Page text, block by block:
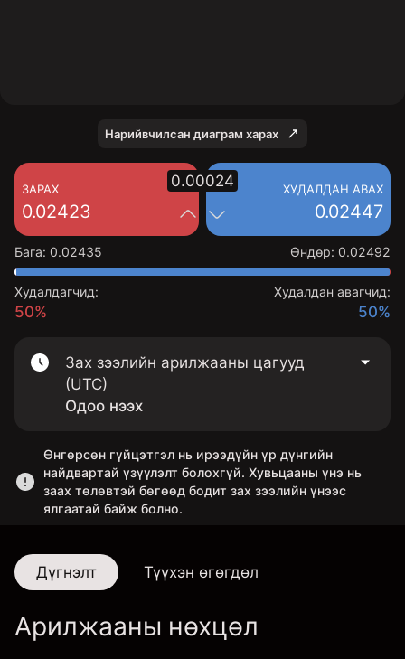
Нарийвчилсан диаграм харах
ЗАРАХ
0.02423
ХУДАЛДАН АВАХ
0.02447
0.00024
Бага: 0.02435 Өндөр: 0.02492
Худалдагчид:
50%
Худалдан авагчид:
50%
Зах зээлийн арилжааны цагууд
(UTC)
Одоо нээх
Өнгөрсөн гүйцэтгэл нь ирээдүйн үр дүнгийн
найдвартай үзүүлэлт болохгүй. Хувьцааны үнэ нь
заах төлөвтэй бөгөөд бодит зах зээлийн үнээс
ялгаатай байж болно.
Дүгнэлт Түүхэн өгөгдөл
Арилжааны нөхцөл